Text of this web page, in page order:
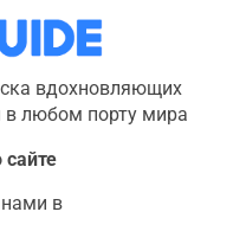
вдохновляющих
в любом порту мира
нами в